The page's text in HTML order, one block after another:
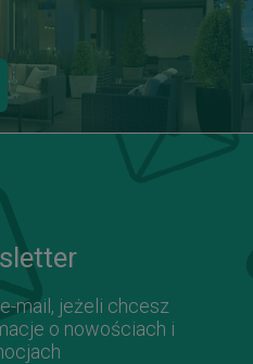
mail, jeżeli chcesz
o nowościach i